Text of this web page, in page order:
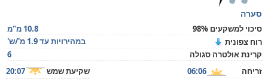
סערה
סיכוי למשקעים 98%
10.8 מ"מ
רוח צפונית
במהירויות עד 1.9 מ'/ש'
קרינת אולטרה סגולה
6
זריחה
06:06 שקיעת שמש 20:07